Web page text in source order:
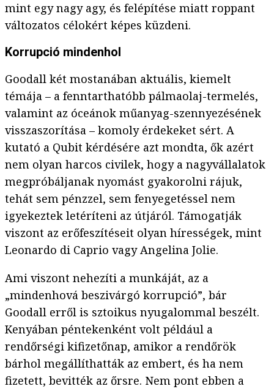
mint egy nagy agy, és felépítése miatt roppant
változatos célokért képes küzdeni.
Korrupció mindenhol
Goodall két mostanában aktuális, kiemelt
témája – a fenntarthatóbb pálmaolaj-termelés,
valamint az óceánok műanyag-szennyezésének
visszaszorítása – komoly érdekeket sért. A
kutató a Qubit kérdésére azt mondta, ők azért
nem olyan harcos civilek, hogy a nagyvállalatok
megpróbáljanak nyomást gyakorolni rájuk,
tehát sem pénzzel, sem fenyegetéssel nem
igyekeztek letéríteni az útjáról. Támogatják
viszont az erőfeszítéseit olyan hírességek, mint
Leonardo di Caprio vagy Angelina Jolie.
Ami viszont nehezíti a munkáját, az a
„mindenhová beszivárgó korrupció”, bár
Goodall erről is sztoikus nyugalommal beszélt.
Kenyában péntekenként volt például a
rendőrségi kifizetőnap, amikor a rendőrök
bárhol megállíthatták az embert, és ha nem
fizetett, bevitték az őrsre. Nem pont ebben a